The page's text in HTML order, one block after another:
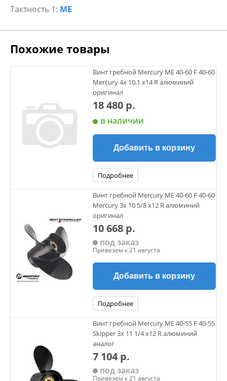
Тактность 1: ME
Похожие товары
Винт гребной Mercury ME 40-60 F 40-60
Mercury 4х 10,1 х14 R алюминий
оригинал
18 480 р.
в наличии
Добавить в корзину
Подробнее
Винт гребной Mercury ME 40-60 F 40-60
Mercury 3х 10 5/8 х12 R алюминий
оригинал
10 668 р.
под заказ
Привезем к 21 августа
Добавить в корзину
Подробнее
Винт гребной Mercury ME 40-55 F 40-55
Skipper 3х 11 1/4 х12 R алюминий
аналог
7 104 р.
под заказ
Привезем к 21 августа